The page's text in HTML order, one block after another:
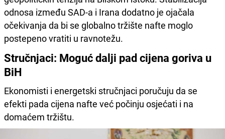
odnosa između SAD-a i Irana dodatno je ojačala
očekivanja da bi se globalno tržište nafte moglo
postepeno vratiti u ravnotežu.
Stručnjaci: Moguć dalji pad cijena goriva u
BiH
Ekonomisti i energetski stručnjaci poručuju da se
efekti pada cijena nafte već počinju osjećati i na
domaćem tržištu.